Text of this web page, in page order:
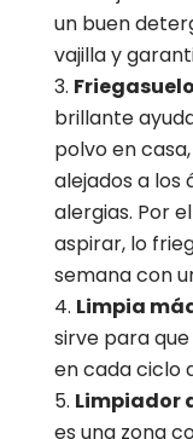
un buen
vajilla y
brillante
polvo en
alejados a los
alergias. Por
aspirar, lo
semana con
Limpia
sirve para que
en cada ciclo
Limpiador
es una zona